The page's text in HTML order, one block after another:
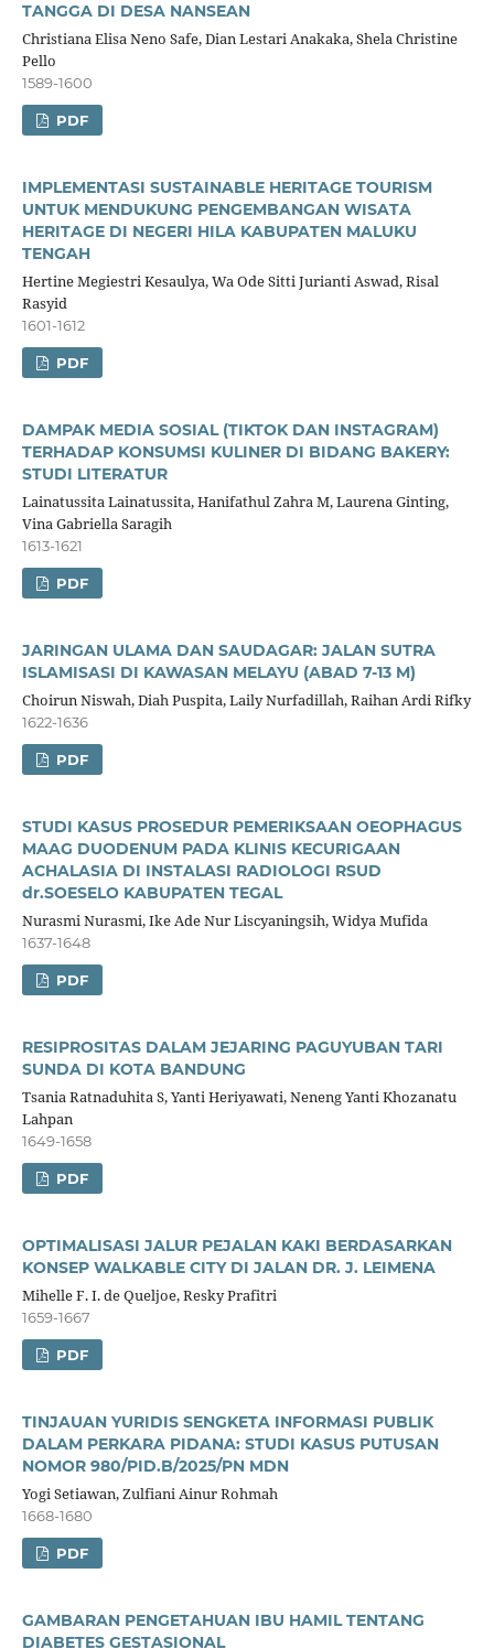
TANGGA DI DESA NANSEAN
Christiana Elisa Neno Safe, Dian Lestari Anakaka, Shela Christine
Pello
1589-1600
PDF
IMPLEMENTASI SUSTAINABLE HERITAGE TOURISM
UNTUK MENDUKUNG PENGEMBANGAN WISATA
HERITAGE DI NEGERI HILA KABUPATEN MALUKU
TENGAH
Hertine Megiestri Kesaulya, Wa Ode Sitti Jurianti Aswad, Risal
Rasyid
1601-1612
PDF
DAMPAK MEDIA SOSIAL (TIKTOK DAN INSTAGRAM)
TERHADAP KONSUMSI KULINER DI BIDANG BAKERY:
STUDI LITERATUR
Lainatussita Lainatussita, Hanifathul Zahra M, Laurena Ginting,
Vina Gabriella Saragih
1613-1621
PDF
JARINGAN ULAMA DAN SAUDAGAR: JALAN SUTRA
ISLAMISASI DI KAWASAN MELAYU (ABAD 7-13 M)
Choirun Niswah, Diah Puspita, Laily Nurfadillah, Raihan Ardi Rifky
1622-1636
PDF
STUDI KASUS PROSEDUR PEMERIKSAAN OEOPHAGUS
MAAG DUODENUM PADA KLINIS KECURIGAAN
ACHALASIA DI INSTALASI RADIOLOGI RSUD
dr.SOESELO KABUPATEN TEGAL
Nurasmi Nurasmi, Ike Ade Nur Liscyaningsih, Widya Mufida
1637-1648
PDF
RESIPROSITAS DALAM JEJARING PAGUYUBAN TARI
SUNDA DI KOTA BANDUNG
Tsania Ratnaduhita S, Yanti Heriyawati, Neneng Yanti Khozanatu
Lahpan
1649-1658
PDF
OPTIMALISASI JALUR PEJALAN KAKI BERDASARKAN
KONSEP WALKABLE CITY DI JALAN DR. J. LEIMENA
Mihelle F. I. de Queljoe, Resky Prafitri
1659-1667
PDF
TINJAUAN YURIDIS SENGKETA INFORMASI PUBLIK
DALAM PERKARA PIDANA: STUDI KASUS PUTUSAN
NOMOR 980/PID.B/2025/PN MDN
Yogi Setiawan, Zulfiani Ainur Rohmah
1668-1680
PDF
GAMBARAN PENGETAHUAN IBU HAMIL TENTANG
DIABETES GESTASIONAL